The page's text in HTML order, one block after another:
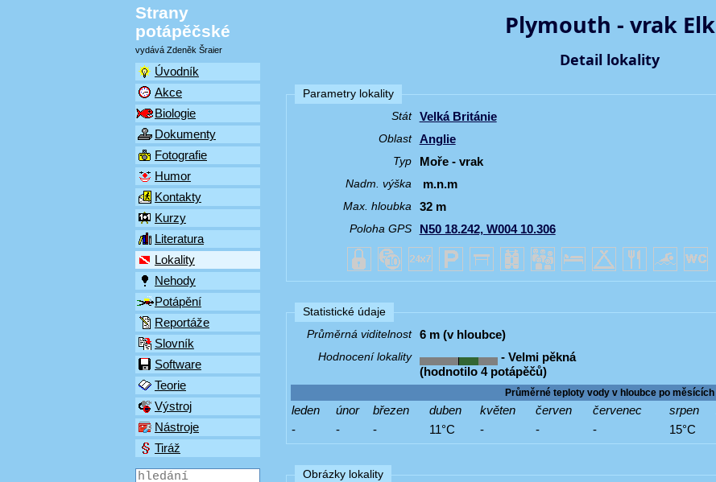
Strany
potápěčské
vydává Zdeněk Šraier
Úvodník
Akce
Biologie
Dokumenty
Fotografie
Humor
Kontakty
Kurzy
Literatura
Lokality
Nehody
Potápění
Reportáže
Slovník
Software
Teorie
Výstroj
Nástroje
Tiráž
Plymouth - vrak Elk
Detail lokality
Parametry lokality
Stát
Velká Británie
Oblast Anglie
Typ Moře - vrak
Nadm. výška m.n.m
Max. hloubka 32 m
Poloha GPS N50 18.242, W004 10.306
Statistické údaje
Průměrná viditelnost
6 m (v hloubce)
Hodnocení lokality
- Velmi pěkná
(hodnotilo 4 potápěčů)
Průměrné teploty vody v hloubce po měsících
leden únor březen duben květen červen červenec srpen
-
- - 11°C - - - 15°C
Obrázky lokality